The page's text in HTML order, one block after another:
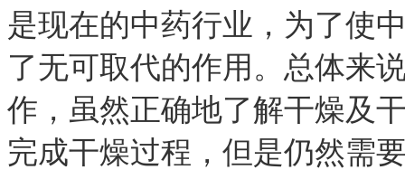
是现在的中药行业，为了使
了无可取代的作用。总体来
作，虽然正确地了解干燥及
完成干燥过程，但是仍然需